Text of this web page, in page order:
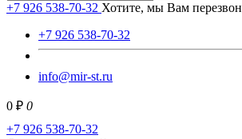
+7 926 538-70-32 Хотите, мы Вам
+7 926 538-70-32
info@mir-st.ru
0 ₽ 0
+7 926 538-70-32